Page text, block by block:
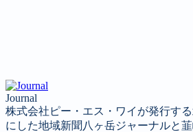
Journal
株式会社ピー・エス・ワイが発行す
にした地域新聞八ヶ岳ジャーナルと